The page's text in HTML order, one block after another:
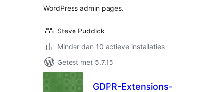
WordPress admin pages.
Steve Puddick
Minder dan 10 actieve installaties
Getest met 5.7.15
GDPR-Extensions-